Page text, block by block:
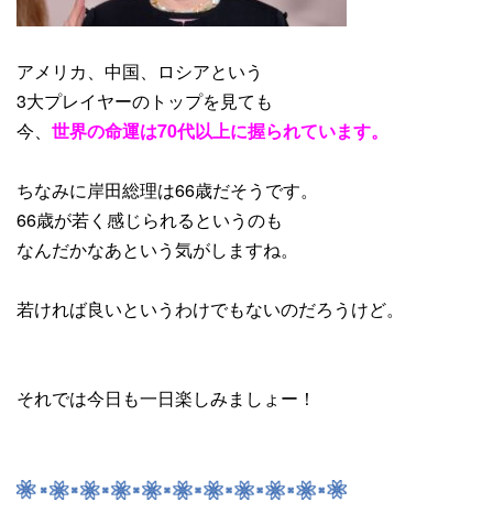
アメリカ、中国、ロシアという
3大プレイヤーのトップを見ても
今、 世界の命運は70代以上に握られています。
ちなみに岸田総理は66歳だそうです。
66歳が若く感じられるというのも
なんだかなあという気がしますね。
若ければ良いというわけでもないのだろうけど。
それでは今日も一日楽しみましょー！